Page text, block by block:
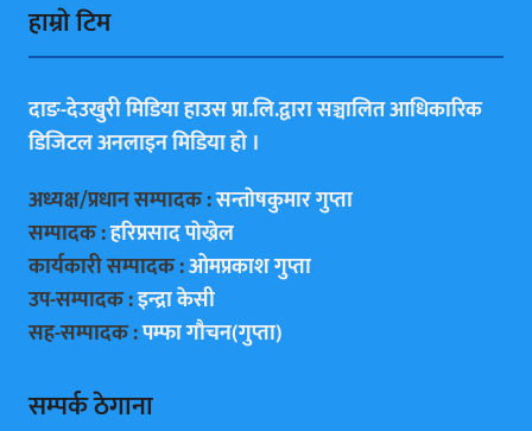
हाम्राे टिम
दाङ-देउखुरी मिडिया हाउस प्रा.लि.द्वारा सञ्चालित आधिकारिक
डिजिटल अनलाइन मिडिया हाे ।
अध्यक्ष/प्रधान सम्पादक :सन्ताेषकुमार गुप्ता
सम्पादक :हरिप्रसाद पाेख्रेल
कार्यकारी सम्पादक :ओमप्रकाश गुप्ता
उप-सम्पादक :इन्द्रा केसी
सह-सम्पादक :पम्फा गाैचन(गुप्ता)
सम्पर्क ठेगाना